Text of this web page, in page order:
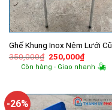
Ghế Khung Inox Nệm Lưới Cũ
350,000₫ Giá
gốc
là:
250,000₫Giá
hiện
tại
Còn hàng - Giao nhanh
-26%